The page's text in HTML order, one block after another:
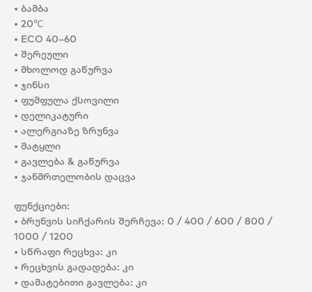
• ბამბა
• 20℃
• ECO 40–60
• შერეული
• მხოლოდ გაწურვა
• ჯინსი
• ფუმფულა ქსოვილი
• დელიკატური
• ალერგიაზე ზრუნვა
• მატყლი
• გავლება & გაწურვა
• ჯანმრთელობის დაცვა
ფუნქციები:
• ბრუნვის სიჩქარის შერჩევა: 0 / 400 / 600 / 800 /
1000 / 1200
• სწრაფი რეცხვა: კი
• რეცხვის გადადება: კი
• დამატებითი გავლება: კი